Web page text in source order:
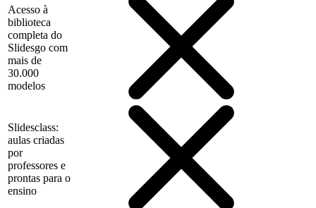
Acesso à
biblioteca
completa do
Slidesgo com
mais de
30.000
modelos
Slidesclass:
aulas criadas
por
professores e
prontas para o
ensino